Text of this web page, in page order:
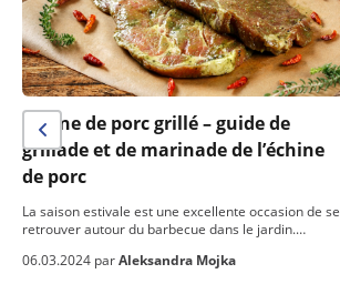
Échine de porc grillé – guide de
grillade et de marinade de l’échine
de porc
La saison estivale est une excellente occasion de se
retrouver autour du barbecue dans le jardin.…
06.03.2024 parAleksandra Mojka